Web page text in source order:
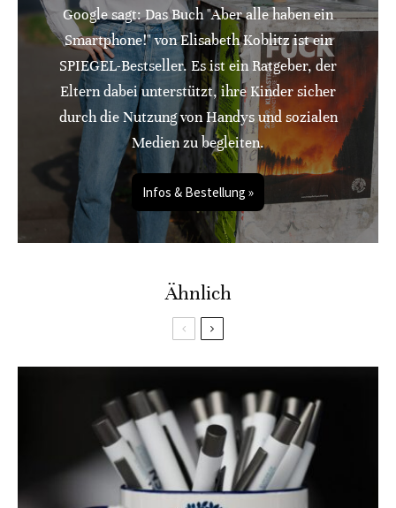
Google sagt: Das Buch "Aber alle haben ein
Smartphone!" von Elisabeth Koblitz ist ein
SPIEGEL-Bestseller. Es ist ein Ratgeber, der
Eltern dabei unterstützt, ihre Kinder sicher
durch die Nutzung von Handys und sozialen
Medien zu begleiten.
Infos & Bestellung »
Ähnlich